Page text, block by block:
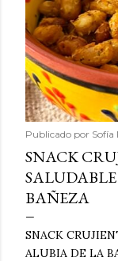
Publicado por Sofía
SNACK
BAÑEZA
SNACK
ALUBIA DE LA